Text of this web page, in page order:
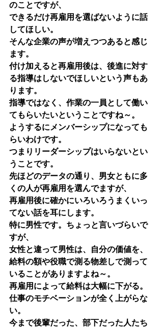
のことですが、
できるだけ再雇用を選ばないように話
してほしい。
そんな企業の声が増えつつあると感じ
ます。
付け加えると再雇用後は、後進に対す
る指導はしないでほしいという声もあ
ります。
指導ではなく、作業の一員として働い
てもらいたいということですね～。
ようするにメンバーシップになっても
らいわけです。
つまりリーダーシップはいらないとい
うことです。
先ほどのデータの通り、男女ともに多
くの人が再雇用を選んでますが、
再雇用後に確かにいろいろうまくいっ
てない話を耳にします。
特に男性です。ちょっと言いづらいで
すが、
女性と違って男性は、自分の価値を、
給料の額や役職で測る物差しで測って
いることがありますよね～。
再雇用によって給料は大幅に下がる。
仕事のモチベーションが全く上がらな
い。
今まで後輩だった、部下だった人たち